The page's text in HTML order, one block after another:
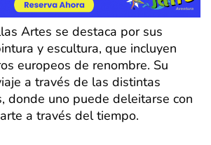
Artes se destaca por sus
y escultura, que incluyen
europeos de renombre. Su
a través de las distintas
donde uno puede deleitarse con
a través del tiempo.